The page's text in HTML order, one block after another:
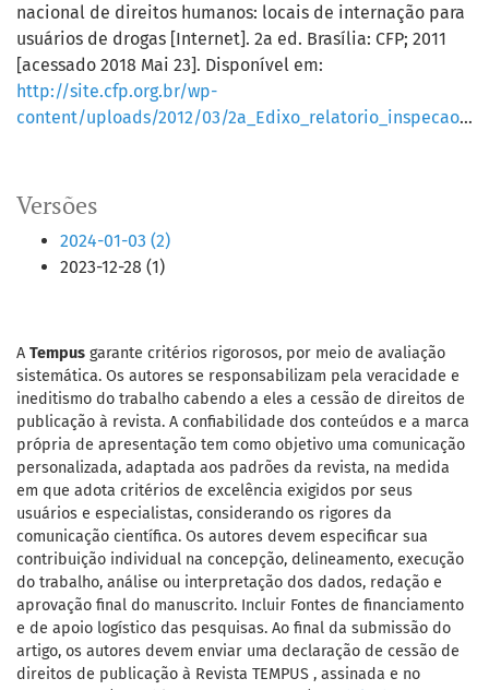
Versões
2024-01-03 (2)
2023-12-28 (1)
nacional de direitos humanos: locais de internação para
usuários de drogas [Internet]. 2a ed. Brasília: CFP; 2011
[acessado 2018 Mai 23]. Disponível em:
http://site.cfp.org.br/wp-
content/uploads/2012/03/2a_Edixo_relatorio_inspecao_VERSxO_FINAL.pdf
A Tempus garante critérios rigorosos, por meio de avaliação
sistemática. Os autores se responsabilizam pela veracidade e
ineditismo do trabalho cabendo a eles a cessão de direitos de
publicação à revista. A confiabilidade dos conteúdos e a marca
própria de apresentação tem como objetivo uma comunicação
personalizada, adaptada aos padrões da revista, na medida
em que adota critérios de excelência exigidos por seus
usuários e especialistas, considerando os rigores da
comunicação científica. Os autores devem especificar sua
contribuição individual na concepção, delineamento, execução
do trabalho, análise ou interpretação dos dados, redação e
aprovação final do manuscrito. Incluir Fontes de financiamento
e de apoio logístico das pesquisas. Ao final da submissão do
artigo, os autores devem enviar uma declaração de cessão de
direitos de publicação à Revista TEMPUS , assinada e no